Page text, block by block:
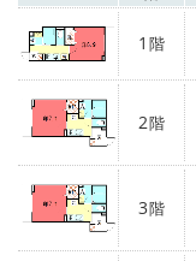
1 階
2階
3階